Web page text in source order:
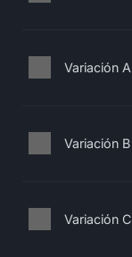
Variación A
Variación B
Variación C